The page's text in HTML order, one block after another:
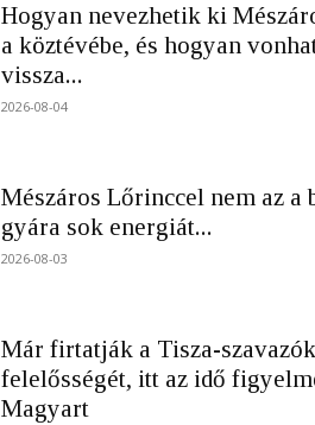
Hogyan nevezhetik ki
a köztévébe, és hogyan
vissza...
2026-08-04
Mészáros Lőrinccel nem az a
gyára sok energiát...
2026-08-03
Már firtatják a Tisza-szavazók
felelősségét, itt az idő
Magyart